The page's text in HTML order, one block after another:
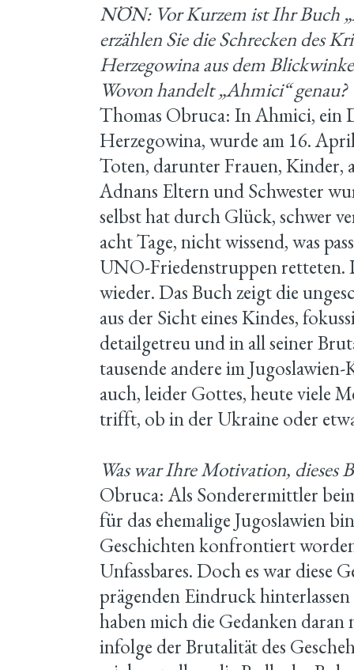
NÖN: Vor Kurzem ist Ihr Buch
erzählen Sie die Schrecken des
Herzegowina aus dem
Wovon handelt „Ahmici“ genau?
Thomas Obruca: In Ahmici, ein
Herzegowina, wurde am 16.
Toten, darunter Frauen, Kinder,
Adnans Eltern und Schwester
selbst hat durch Glück, schwer
acht Tage, nicht wissend, was
UNO-Friedenstruppen retteten.
wieder. Das Buch zeigt die
aus der Sicht eines Kindes,
detailgetreu und in all seiner
tausende andere im
auch, leider Gottes, heute viele
trifft, ob in der Ukraine oder
Was war Ihre Motivation, dieses
Obruca: Als Sonderermittler
für das ehemalige Jugoslawien
Geschichten konfrontiert
Unfassbares. Doch es war diese
prägenden Eindruck
haben mich die Gedanken daran
infolge der Brutalität des